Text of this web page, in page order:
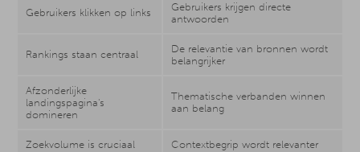
Gebruikers klikken op links
Gebruikers krijgen directe
antwoorden
Rankings staan centraal
De relevantie van bronnen wordt
belangrijker
Afzonderlijke
landingspagina's
domineren
Thematische verbanden winnen
aan belang
Zoekvolume is cruciaal Contextbegrip wordt relevanter